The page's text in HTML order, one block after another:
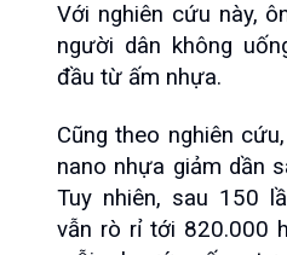
Với nghiên cứu này,
người dân không
đầu từ ấm nhựa.
Cũng theo nghiên
nano nhựa giảm dần
Tuy nhiên, sau 150
vẫn rò rỉ tới 820.000